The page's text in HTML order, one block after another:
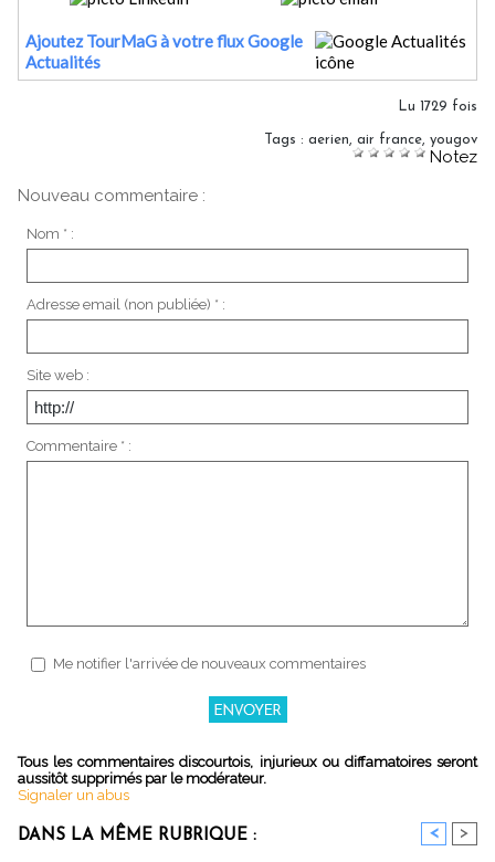
Ajoutez TourMaG à votre flux Google
Actualités
Lu 1729 fois
Tags : aerien air france yougov
Notez
Nouveau commentaire :
Nom * :
Adresse email (non publiée) * :
Site web :
Commentaire * :
Me notifier l'arrivée de nouveaux commentaires
Tous les commentaires discourtois, injurieux ou diffamatoires seront
aussitôt supprimés par le modérateur.
Signaler un abus
DANS LA MÊME RUBRIQUE : < >